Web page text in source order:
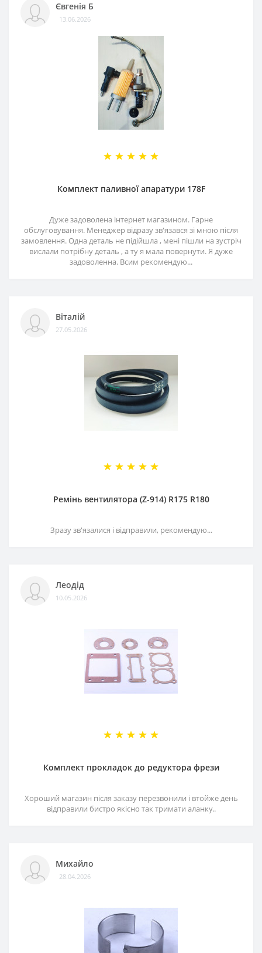
Євгенія Б
13.06.2026
Комплект паливної апаратури 178F
Дуже задоволена інтернет магазином. Гарне
обслуговування. Менеджер відразу зв'язався зі мною після
замовлення. Одна деталь не підійшла , мені пішли на зустріч
вислали потрібну деталь , а ту я мала повернути. Я дуже
задоволенна. Всим рекомендую...
Віталій
27.05.2026
Ремінь вентилятора (Z-914) R175 R180
Зразу зв'язалися і відправили, рекомендую...
Леодід
10.05.2026
Комплект прокладок до редуктора фрези
Хороший магазин після заказу перезвонили і втойже день
відправили бистро якісно так тримати аланку..
Михайло
28.04.2026